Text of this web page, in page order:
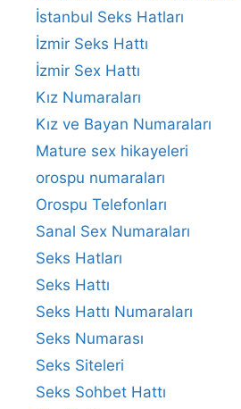
İstanbul Seks Hatları
İzmir Seks Hattı
İzmir Sex Hattı
Kız Numaraları
Kız ve Bayan Numaraları
Mature sex hikayeleri
orospu numaraları
Orospu Telefonları
Sanal Sex Numaraları
Seks Hatları
Seks Hattı
Seks Hattı Numaraları
Seks Numarası
Seks Siteleri
Seks Sohbet Hattı